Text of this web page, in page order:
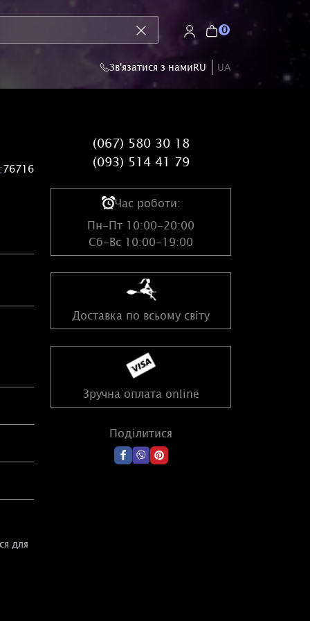
0
Зв'язатися з намиRU UA
76716
для
(067) 580 30 18
(093) 514 41 79
Час роботи:
Пн-Пт 10:00-20:00
Сб-Вс 10:00-19:00
Доставка по всьому світу
Зручна оплата online
Поділитися